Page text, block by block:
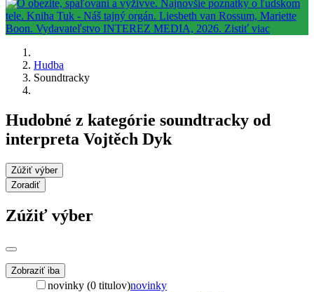
Hudba
Soundtracky
Hudobné z kategórie soundtracky od
interpreta Vojtěch Dyk
Zúžiť výber
Zoradiť
Zúžiť výber
Zobraziť iba
novinky (0 titulov)novinky